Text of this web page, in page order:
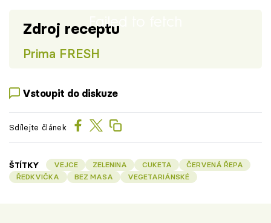
Failed to fetch
Zdroj receptu
Prima FRESH
Vstoupit do diskuze
Sdílejte článek
ŠTÍTKY VEJCE ZELENINA CUKETA
ČERVENÁ ŘEPA
ŘEDKVIČKA
BEZ MASA VEGETARIÁNSKÉ